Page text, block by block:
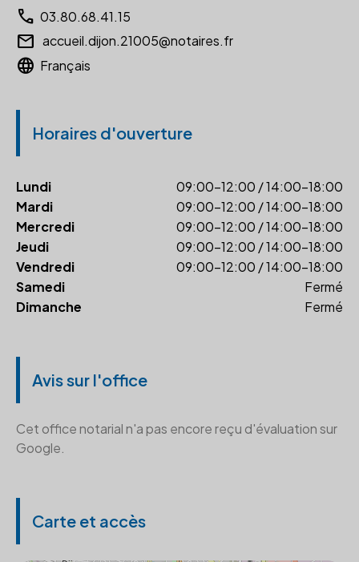
call 03.80.68.41.15
email accueil.dijon.21005@notaires.fr
language Français
Horaires d'ouverture
Lundi
09:00-12:00 / 14:00-18:00
Mardi
09:00-12:00 / 14:00-18:00
Mercredi
09:00-12:00 / 14:00-18:00
Jeudi
09:00-12:00 / 14:00-18:00
Vendredi
09:00-12:00 / 14:00-18:00
Samedi
Fermé
Dimanche
Fermé
Avis sur l'office
Cet office notarial n'a pas encore reçu d'évaluation sur
Google.
Carte et accès